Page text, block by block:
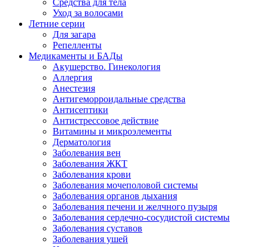
Средства для тела
Уход за волосами
Летние серии
Для загара
Репелленты
Медикаменты и БАДы
Акушерство. Гинекология
Аллергия
Анестезия
Антигеморроидальные средства
Антисептики
Антистрессовое действие
Витамины и микроэлементы
Дерматология
Заболевания вен
Заболевания ЖКТ
Заболевания крови
Заболевания мочеполовой системы
Заболевания органов дыхания
Заболевания печени и желчного пузыря
Заболевания сердечно-сосудистой системы
Заболевания суставов
Заболевания ушей